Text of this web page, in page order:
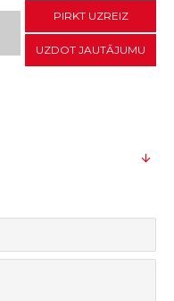
PIRKT UZREIZ
UZDOT JAUTĀJUMU